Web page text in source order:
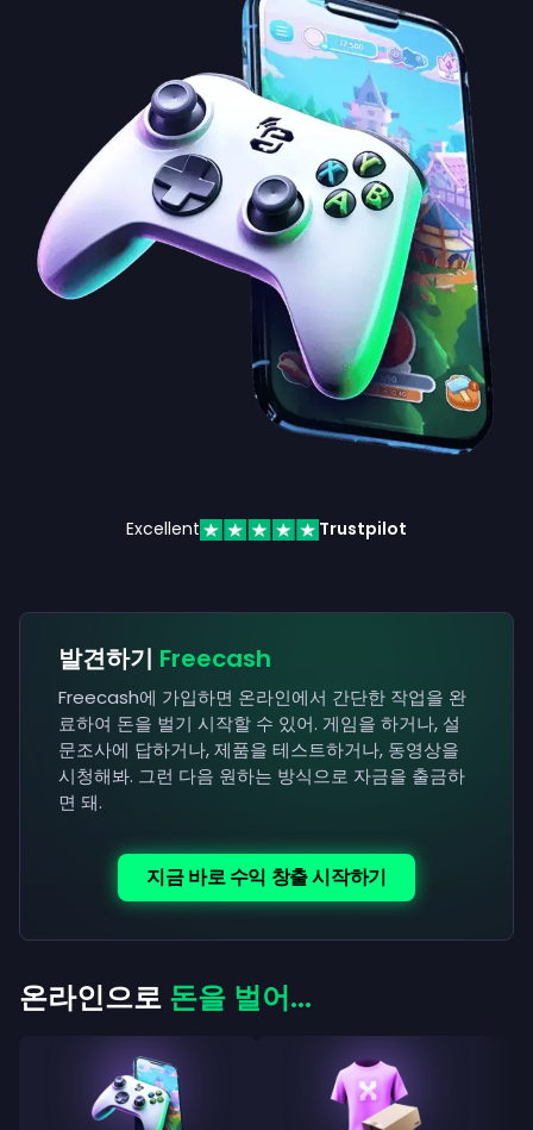
Excellent Trustpilot
발견하기 Freecash
Freecash에 가입하면 온라인에서 간단한 작업을 완
료하여 돈을 벌기 시작할 수 있어. 게임을 하거나, 설
문조사에 답하거나, 제품을 테스트하거나, 동영상을
시청해봐. 그런 다음 원하는 방식으로 자금을 출금하
면 돼.
지금 바로 수익 창출 시작하기
온라인으로 돈을 벌어...